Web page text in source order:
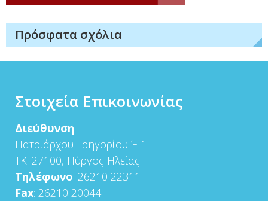
Πρόσφατα σχόλια
Στοιχεία Επικοινωνίας
Διεύθυνση:
Πατριάρχου Γρηγορίου Έ 1
ΤΚ: 27100, Πύργος Ηλείας
Τηλέφωνο: 26210 22311
Fax: 26210 20044